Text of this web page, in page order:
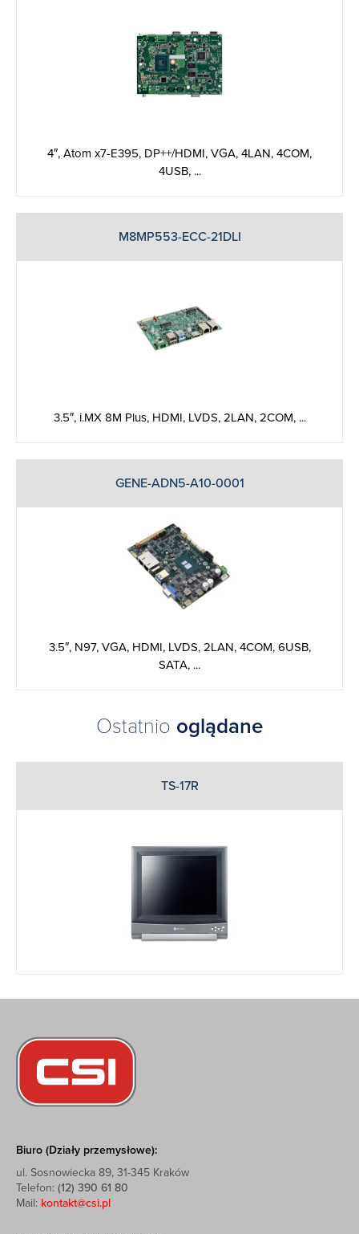
4″, Atom x7-E395, DP++/HDMI, VGA, 4LAN, 4COM,
4USB, ...
M8MP553-ECC-21DLI
3.5″, i.MX 8M Plus, HDMI, LVDS, 2LAN, 2COM, ...
GENE-ADN5-A10-0001
3.5″, N97, VGA, HDMI, LVDS, 2LAN, 4COM, 6USB,
SATA, ...
Ostatnio oglądane
TS-17R
Biuro (Działy przemysłowe):
ul. Sosnowiecka 89, 31-345 Kraków
Telefon: (12) 390 61 80
Mail: kontakt@csi.pl